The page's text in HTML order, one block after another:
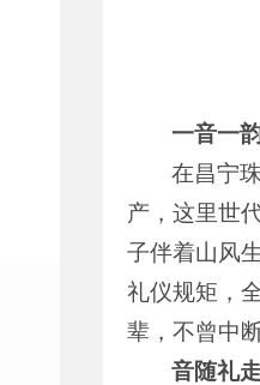
一音一
在昌宁
产，这里世
子伴着山风
礼仪规矩，
辈，不曾中
音随礼